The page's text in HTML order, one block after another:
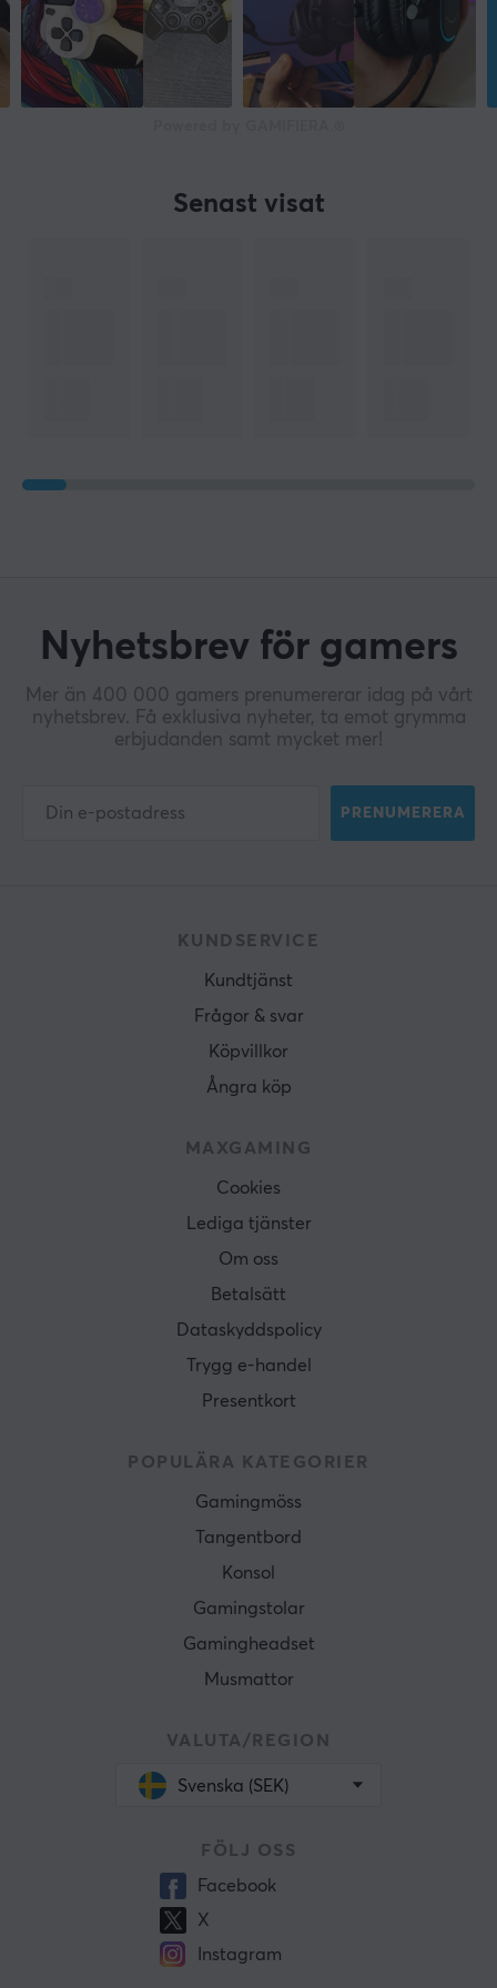
Senast visat
Nyhetsbrev för gamers
Mer än 400 000 gamers prenumererar idag på vårt
nyhetsbrev. Få exklusiva nyheter, ta emot grymma
erbjudanden samt mycket mer!
PRENUMERERA
KUNDSERVICE
Kundtjänst
Frågor & svar
Köpvillkor
Ångra köp
MAXGAMING
Cookies
Lediga tjänster
Om oss
Betalsätt
Dataskyddspolicy
Trygg e-handel
Presentkort
POPULÄRA KATEGORIER
Gamingmöss
Tangentbord
Konsol
Gamingstolar
Gamingheadset
Musmattor
VALUTA/REGION
Svenska (SEK)
FÖLJ OSS
Facebook
X
Instagram